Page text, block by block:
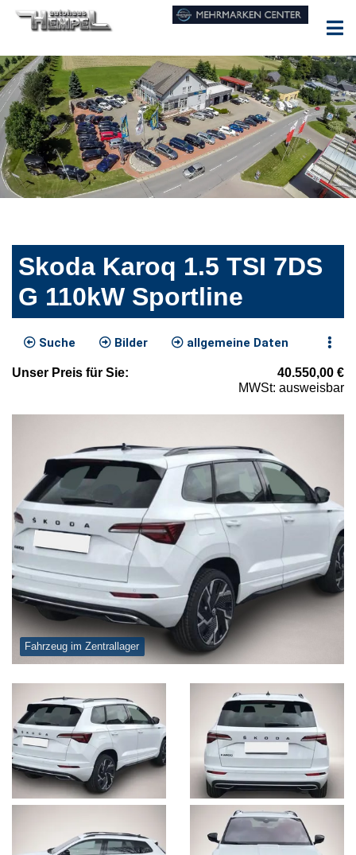
Skoda Karoq 1.5 TSI 7DS
G 110kW Sportline
Suche Bilder allgemeine Daten
Unser Preis für Sie: 40.550,00 €
MWSt: ausweisbar
Fahrzeug im Zentrallager